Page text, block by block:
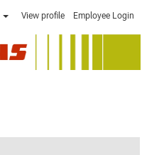
View profile Employee Login